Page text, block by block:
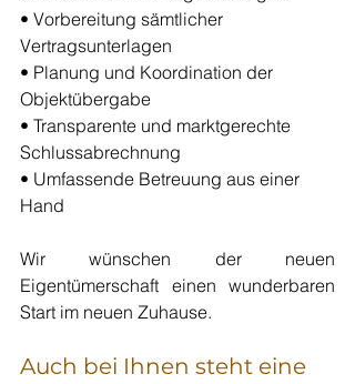
• Vorbereitung sämtlicher
Vertragsunterlagen
• Planung und Koordination der
Objektübergabe
• Transparente und marktgerechte
Schlussabrechnung
• Umfassende Betreuung aus einer
Hand
Wir wünschen der neuen
Eigentümerschaft einen wunderbaren
Start im neuen Zuhause.
Auch bei Ihnen steht eine